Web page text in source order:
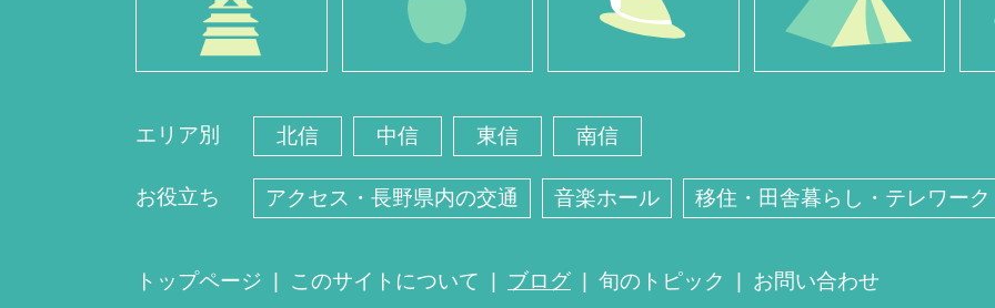
エリア別 北信 中信 東信 南信
お役立ち アクセス・長野県内の交通 音楽ホール 移住・田舎暮らし・テレワーク
トップページ このサイトについて ブログ 旬のトピック お問い合わせ